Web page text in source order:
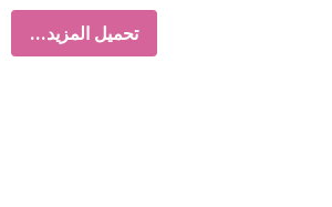
تحميل المزيد...